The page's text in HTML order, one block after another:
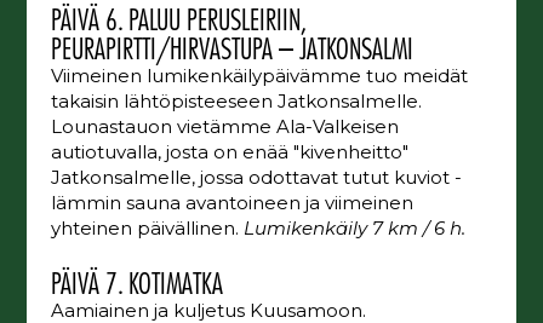
PÄIVÄ 6. PALUU PERUSLEIRIIN,
PEURAPIRTTI/HIRVASTUPA – JATKONSALMI
Viimeinen lumikenkäilypäivämme tuo meidät
takaisin lähtöpisteeseen Jatkonsalmelle.
Lounastauon vietämme Ala-Valkeisen
autiotuvalla, josta on enää "kivenheitto"
Jatkonsalmelle, jossa odottavat tutut kuviot -
lämmin sauna avantoineen ja viimeinen
yhteinen päivällinen. Lumikenkäily 7 km / 6 h.
PÄIVÄ 7. KOTIMATKA
Aamiainen ja kuljetus Kuusamoon.